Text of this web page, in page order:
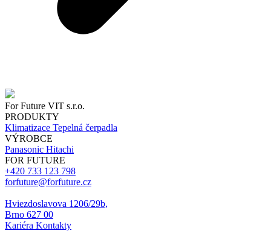
For Future VIT s.r.o.
PRODUKTY
Klimatizace Tepelná čerpadla
VÝROBCE
Panasonic Hitachi
FOR FUTURE
+420 733 123 798
forfuture@forfuture.cz
Hviezdoslavova 1206/29b,
Brno 627 00
Kariéra Kontakty